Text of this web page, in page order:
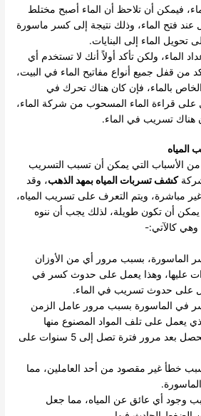
فيمكن أن تلاحظ أن الماء أصبح مختلط
عند فتح الماء، وذلك نتيجة إلى كسر ماسورة
تحويل الماء إلى البنايات.
الماء، ولكن تأكد أولاً أنك لا تستخدم أي
من قفل جميع أنواع مفاتيح الماء في البيت،
بالماء، فإن كان هناك تحرك في
على قراءة الماء المسحوب من شركة الماء،
تسريب في الماء.
الأسباب التي يمكن أن تسبب التسريب
شركةكشف تسربات المياه بمهد الذهب، وقد
مباشرة، ويتم التعرف على تسريب المياه،
يمكن أن تكون طويلة، لذلك يجب أن ننوه
كالآتي:-
الماسورة، بسبب مرور أي من الأوزان
عليها، وهذا يعمل على حدوث كسر في
على حدوث تسريب في الماء.
في الماسورة بسبب مرور عامل الزمن
يعمل على تلف المواد المصنوع منها
الماسورة، وعادة تحصل بعد مرور فترة تصل إلى 5 سنوات على
خطأ غير مقصود من أحد العاملين، مما
وجود أي عائق عن المياه، مما جعل